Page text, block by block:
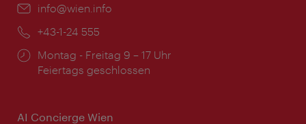
Email:
info@wien.info
Telefon:
+43-1-24 555
Öffnungszeiten:
Montag - Freitag 9 – 17 Uhr
Feiertags geschlossen
AI Concierge Wien